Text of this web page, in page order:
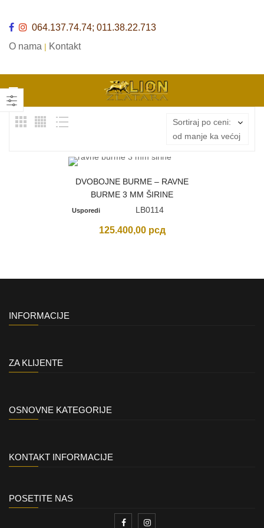
064.137.74.74; 011.38.22.713
O nama | Kontakt
Sortiraj po ceni:
od manje ka većoj
DVOBOJNE BURME – RAVNE
BURME 3 MM ŠIRINE
Usporedi LB0114
125.400,00 рсд
INFORMACIJE
ZA KLIJENTE
OSNOVNE KATEGORIJE
KONTAKT INFORMACIJE
POSETITE NAS